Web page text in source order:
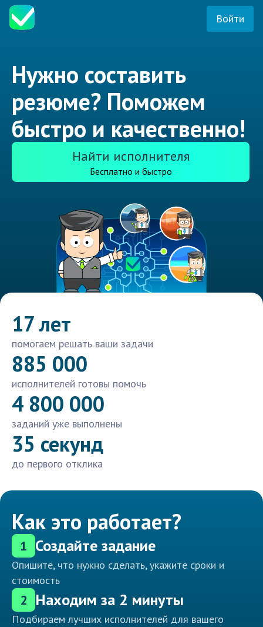
Войти
Нужно составить
резюме? Поможем
быстро и качественно!
Найти исполнителя
Бесплатно и быстро
17 лет
помогаем решать ваши задачи
885 000
исполнителей готовы помочь
4 800 000
заданий уже выполнены
35 секунд
до первого отклика
Как это работает?
1 Создайте задание
Опишите, что нужно сделать, укажите сроки и
стоимость
2 Находим за 2 минуты
Подбираем лучших исполнителей для вашего